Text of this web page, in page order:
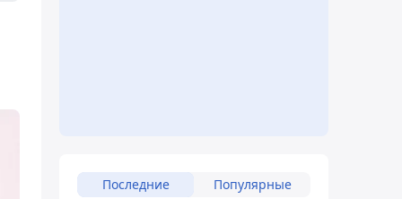
Последние Популярные